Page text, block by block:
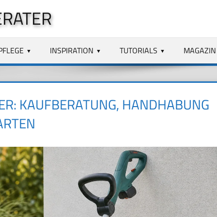
INSPIRATION TUTORIALS MAGAZIN
KAUFBERATUNG, HANDHABUNG